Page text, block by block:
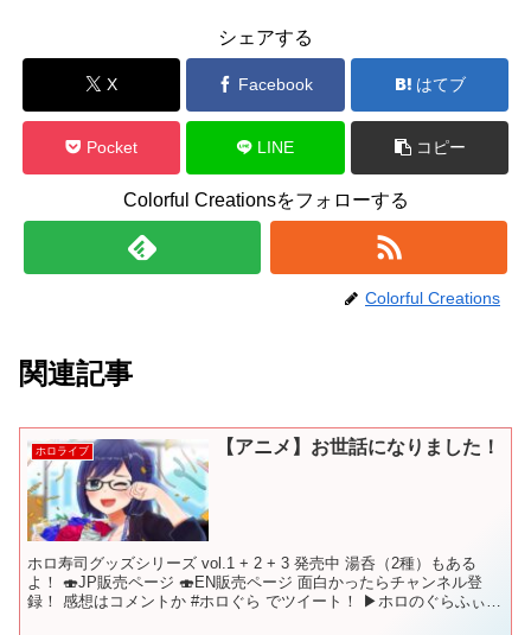
シェアする
X Facebook はてブ
Pocket LINE コピー
Colorful Creationsをフォローする
Colorful Creations
関連記事
ホロライブ 【アニメ】お世話になりました！
ホロ寿司グッズシリーズ vol.1 + 2 + 3 発売中 湯呑（2種）もある
よ！ 🍣JP販売ページ 🍣EN販売ページ 面白かったらチャンネル登
録！ 感想はコメントか #ホロぐら でツイート！ ▶︎ホロのぐらふぃて